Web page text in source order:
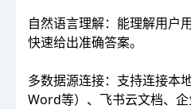
自然语言理解：能理解用户
快速给出准确答案。
多数据源连接：支持连接本
Word等）、飞书云文档、企